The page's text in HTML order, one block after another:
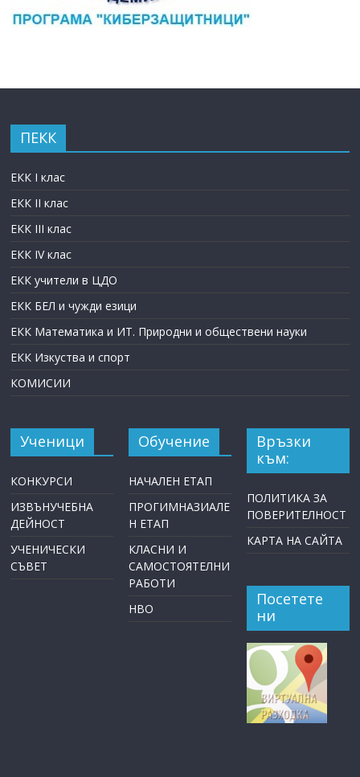
ПЕКК
ЕКК I клас
ЕКК II клас
ЕКК III клас
ЕКК IV клас
ЕКК учители в ЦДО
ЕКК БЕЛ и чужди езици
ЕКК Математика и ИТ. Природни и обществени науки
ЕКК Изкуства и спорт
КОМИСИИ
Ученици
КОНКУРСИ
ИЗВЪНУЧЕБНА
ДЕЙНОСТ
УЧЕНИЧЕСКИ
СЪВЕТ
Обучение
НАЧАЛЕН ЕТАП
ПРОГИМНАЗИАЛЕ
Н ЕТАП
КЛАСНИ И
САМОСТОЯТЕЛНИ
РАБОТИ
НВО
Връзки
към:
ПОЛИТИКА ЗА
ПОВЕРИТЕЛНОСТ
КАРТА НА САЙТА
Посетете
ни